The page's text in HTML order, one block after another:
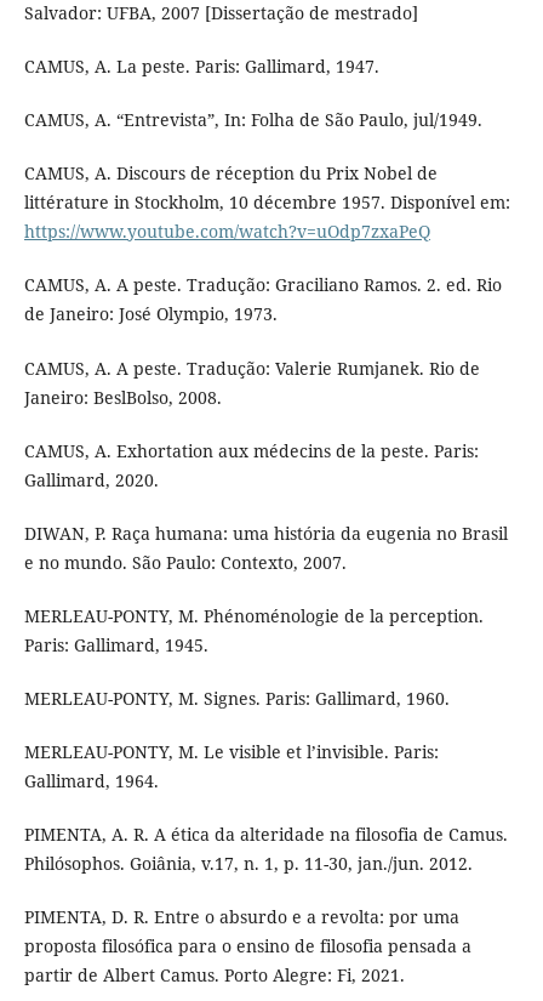
Salvador: UFBA, 2007 [Dissertação de mestrado]
CAMUS, A. La peste. Paris: Gallimard, 1947.
CAMUS, A. “Entrevista”, In: Folha de São Paulo, jul/1949.
CAMUS, A. Discours de réception du Prix Nobel de
littérature in Stockholm, 10 décembre 1957. Disponível em:
https://www.youtube.com/watch?v=uOdp7zxaPeQ
CAMUS, A. A peste. Tradução: Graciliano Ramos. 2. ed. Rio
de Janeiro: José Olympio, 1973.
CAMUS, A. A peste. Tradução: Valerie Rumjanek. Rio de
Janeiro: BeslBolso, 2008.
CAMUS, A. Exhortation aux médecins de la peste. Paris:
Gallimard, 2020.
DIWAN, P. Raça humana: uma história da eugenia no Brasil
e no mundo. São Paulo: Contexto, 2007.
MERLEAU-PONTY, M. Phénoménologie de la perception.
Paris: Gallimard, 1945.
MERLEAU-PONTY, M. Signes. Paris: Gallimard, 1960.
MERLEAU-PONTY, M. Le visible et l’invisible. Paris:
Gallimard, 1964.
PIMENTA, A. R. A ética da alteridade na filosofia de Camus.
Philósophos. Goiânia, v.17, n. 1, p. 11-30, jan./jun. 2012.
PIMENTA, D. R. Entre o absurdo e a revolta: por uma
proposta filosófica para o ensino de filosofia pensada a
partir de Albert Camus. Porto Alegre: Fi, 2021.